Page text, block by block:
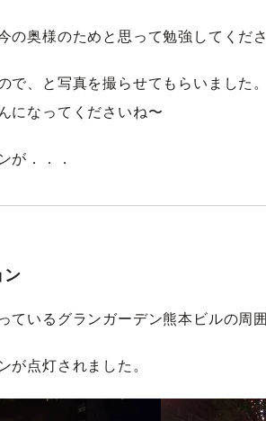
の奥様のためと思って勉強してくだ
で、と写真を撮らせてもらいました。
になってくださいね〜
が．．．
ン
ているグランガーデン熊本ビルの周
が点灯されました。